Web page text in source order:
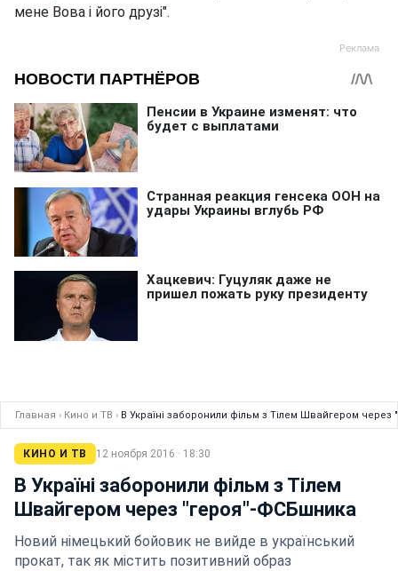
мене Вова і його друзі".
Главная › Кино и ТВ › В Україні заборонили фільм з Тілем Швайгером
КИНО И ТВ 12 ноября 2016 · 18:30
В Україні заборонили фільм з Тілем
Швайгером через "героя"-ФСБшника
Новий німецький бойовик не вийде в український
прокат, так як містить позитивний образ